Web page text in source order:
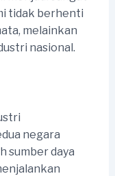
tidak berhenti
melainkan
nasional.
negara
sumber daya